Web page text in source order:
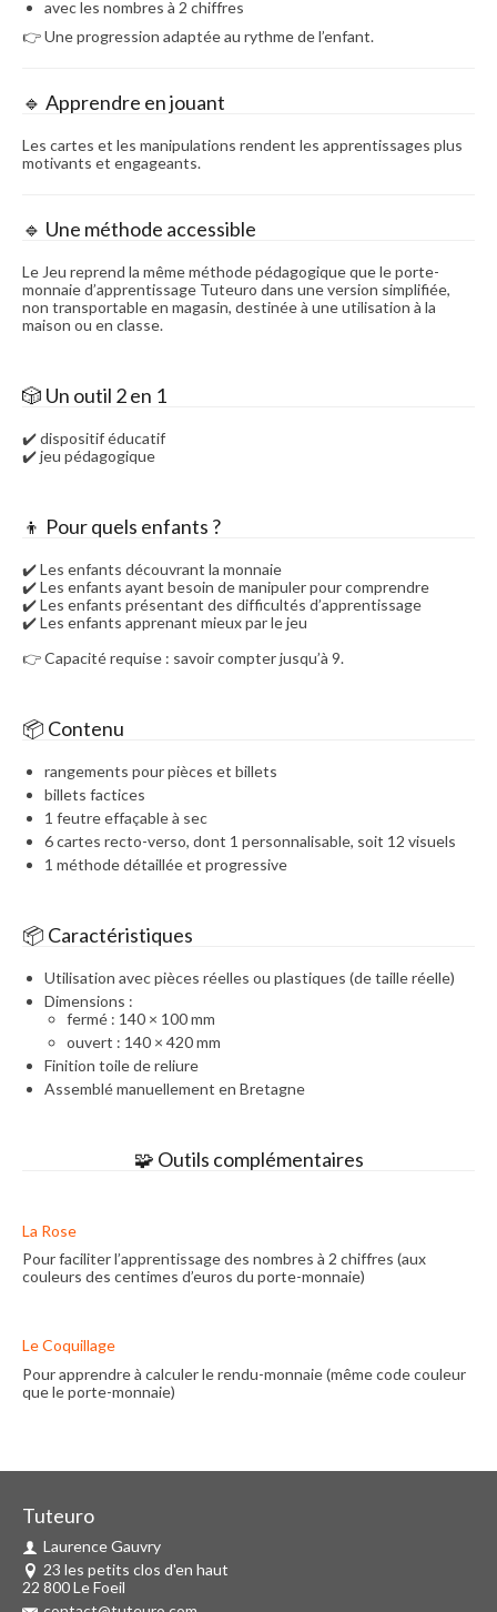
avec les nombres à 2 chiffres
👉 Une progression adaptée au rythme de l’enfant.
🔹 Apprendre en jouant
Les cartes et les manipulations rendent les apprentissages plus
motivants et engageants.
🔹 Une méthode accessible
Le Jeu reprend la même méthode pédagogique que le porte-
monnaie d’apprentissage Tuteuro dans une version simplifiée,
non transportable en magasin, destinée à une utilisation à la
maison ou en classe.
🎲 Un outil 2 en 1
✔️ dispositif éducatif
✔️ jeu pédagogique
👦 Pour quels enfants ?
✔️ Les enfants découvrant la monnaie
✔️ Les enfants ayant besoin de manipuler pour comprendre
✔️ Les enfants présentant des difficultés d’apprentissage
✔️ Les enfants apprenant mieux par le jeu
👉 Capacité requise : savoir compter jusqu’à 9.
📦 Contenu
rangements pour pièces et billets
billets factices
1 feutre effaçable à sec
6 cartes recto-verso, dont 1 personnalisable, soit 12 visuels
1 méthode détaillée et progressive
📦 Caractéristiques
Utilisation avec pièces réelles ou plastiques (de taille réelle)
Dimensions :
fermé : 140 × 100 mm
ouvert : 140 × 420 mm
Finition toile de reliure
Assemblé manuellement en Bretagne
🧩 Outils complémentaires
La Rose
Pour faciliter l’apprentissage des nombres à 2 chiffres (aux
couleurs des centimes d’euros du porte-monnaie)
Le Coquillage
Pour apprendre à calculer le rendu-monnaie (même code couleur
que le porte-monnaie)
Tuteuro
Laurence Gauvry
23 les petits clos d'en haut
22 800 Le Foeil